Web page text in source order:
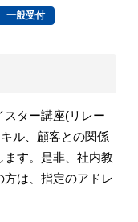
一般受付
スター講座(リレー
ル、顧客との関係
す。是非、社内教
は、指定のアドレ